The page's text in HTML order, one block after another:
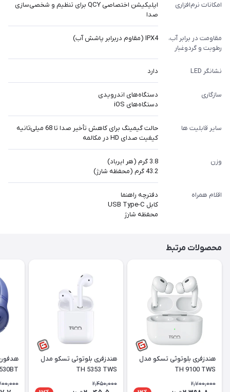
امکانات نرم‌افزاری
اپلیکیشن اختصاصی QCY برای تنظیم و شخصی‌سازی
صدا
مقاومت در برابر آب،
رطوبت و گردوغبار
IPX4 (مقاوم دربرابر پاشش آب)
نشانگر LED دارد
سازگاری
دستگاه‌های اندرویدی
دستگاه‌های iOS
سایر قابلیت ها
حالت گیمینگ برای کاهش تأخیر صدا تا 68 میلی‌ثانیه
کیفیت صدای HD در مکالمه
وزن
3.8 گرم (هر ایرباد)
43.2 گرم (محفظه شارژ)
اقلام همراه
دفترچه راهنما
کابل USB Type-C
محفظه شارژ
محصولات مرتبط
هندزفری بلوتوثی تسکو مدل
TH 9100 TWS
2,700,000
هندزفری بلوتوثی تسکو مدل
TH 5353 TWS
2,450,000